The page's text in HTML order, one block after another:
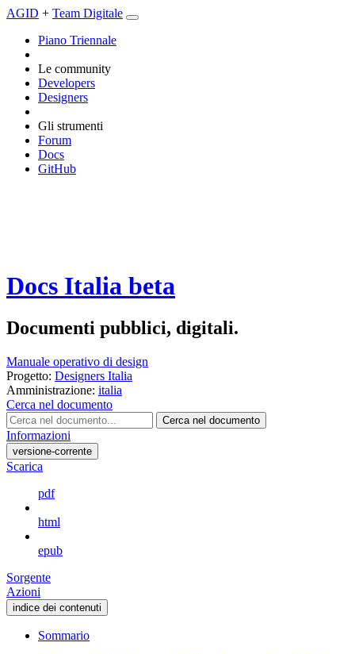
AGID + Team Digitale
Piano Triennale
Le community
Developers
Designers
Gli strumenti
Forum
Docs
GitHub
Docs Italia beta
Documenti pubblici, digitali.
Manuale operativo di design
Progetto: Designers Italia
Amministrazione: italia
Cerca nel documento
Cerca nel documento
Informazioni
versione-corrente
Scarica
pdf
html
epub
Sorgente
Azioni
indice dei contenuti
Sommario